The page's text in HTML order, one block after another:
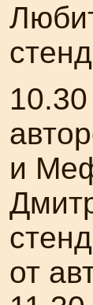
и
от